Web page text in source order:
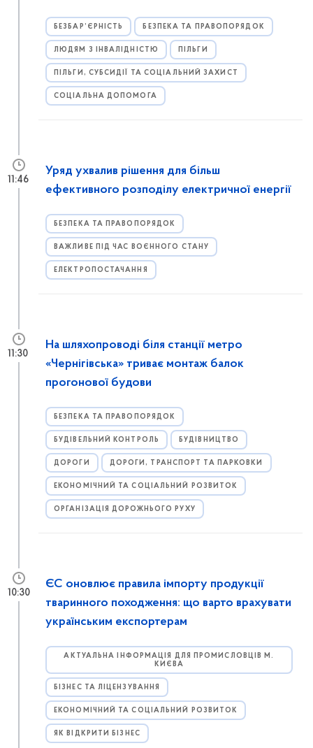
БЕЗБАР’ЄРНІСТЬ БЕЗПЕКА ТА ПРАВОПОРЯДОК
ЛЮДЯМ З ІНВАЛІДНІСТЮ ПІЛЬГИ
ПІЛЬГИ, СУБСИДІЇ ТА СОЦІАЛЬНИЙ ЗАХИСТ
СОЦІАЛЬНА ДОПОМОГА
Уряд ухвалив рішення для більш
ефективного розподілу електричної енергії
БЕЗПЕКА ТА ПРАВОПОРЯДОК
ВАЖЛИВЕ ПІД ЧАС ВОЄННОГО СТАНУ
ЕЛЕКТРОПОСТАЧАННЯ
11:46
На шляхопроводі біля станції метро
«Чернігівська» триває монтаж балок
прогонової будови
БЕЗПЕКА ТА ПРАВОПОРЯДОК
БУДІВЕЛЬНИЙ КОНТРОЛЬ БУДІВНИЦТВО
ДОРОГИ ДОРОГИ, ТРАНСПОРТ ТА ПАРКОВКИ
ЕКОНОМІЧНИЙ ТА СОЦІАЛЬНИЙ РОЗВИТОК
ОРГАНІЗАЦІЯ ДОРОЖНЬОГО РУХУ
11:30
ЄС оновлює правила імпорту продукції
тваринного походження: що варто врахувати
українським експортерам
АКТУАЛЬНА ІНФОРМАЦІЯ ДЛЯ ПРОМИСЛОВЦІВ М.
КИЄВА
БІЗНЕС ТА ЛІЦЕНЗУВАННЯ
ЕКОНОМІЧНИЙ ТА СОЦІАЛЬНИЙ РОЗВИТОК
ЯК ВІДКРИТИ БІЗНЕС
10:30